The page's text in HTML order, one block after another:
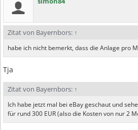
Zitat von Bayernbors: ↑
habe ich nicht bemerkt, dass die Anlage pro
Tja
Zitat von Bayernbors: ↑
Ich habe jetzt mal bei eBay geschaut und
für rund 300 EUR (also die Kosten von nur 2